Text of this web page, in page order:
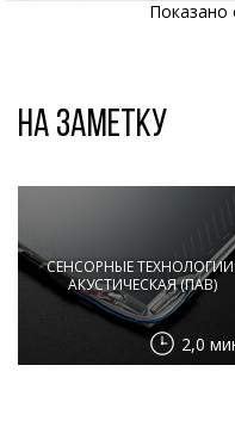
Показано
На заметку
СЕНСОРНЫЕ ТЕХНОЛОГИИ:
АКУСТИЧЕСКАЯ (ПАВ)
2,0